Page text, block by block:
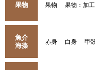
果物 果物 果物：加
魚介
海藻
赤身 白身 甲